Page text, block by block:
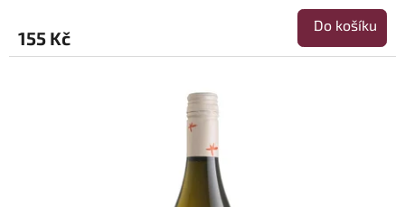
155 Kč
Do košíku